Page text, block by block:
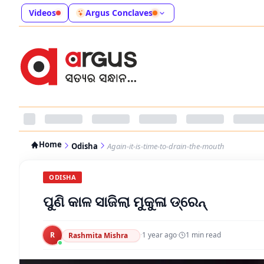
Videos Argus Conclaves
Home Odisha Again-it-is-time-to-drain-the-mouth
ODISHA
ପୁଣି କାଳ ସାଜିଲା ମୁକୁଳା ଡ୍ରେନ୍
R Rashmita Mishra ·1 year ago· 1 min read